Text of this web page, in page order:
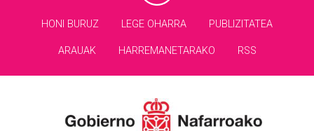
HONI BURUZ LEGE OHARRA PUBLIZITATEA
ARAUAK HARREMANETARAKO RSS